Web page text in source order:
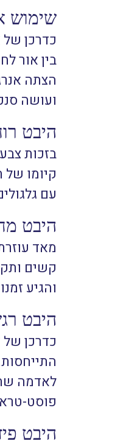
שימוש
כדרכן
בין אור
הצתה
ועושה
היבט
בזכות
קיומו של
עם
היבט
מאד
קשים
והגיע
היבט
כדרכן
לאדמה
פוסט-
היבט